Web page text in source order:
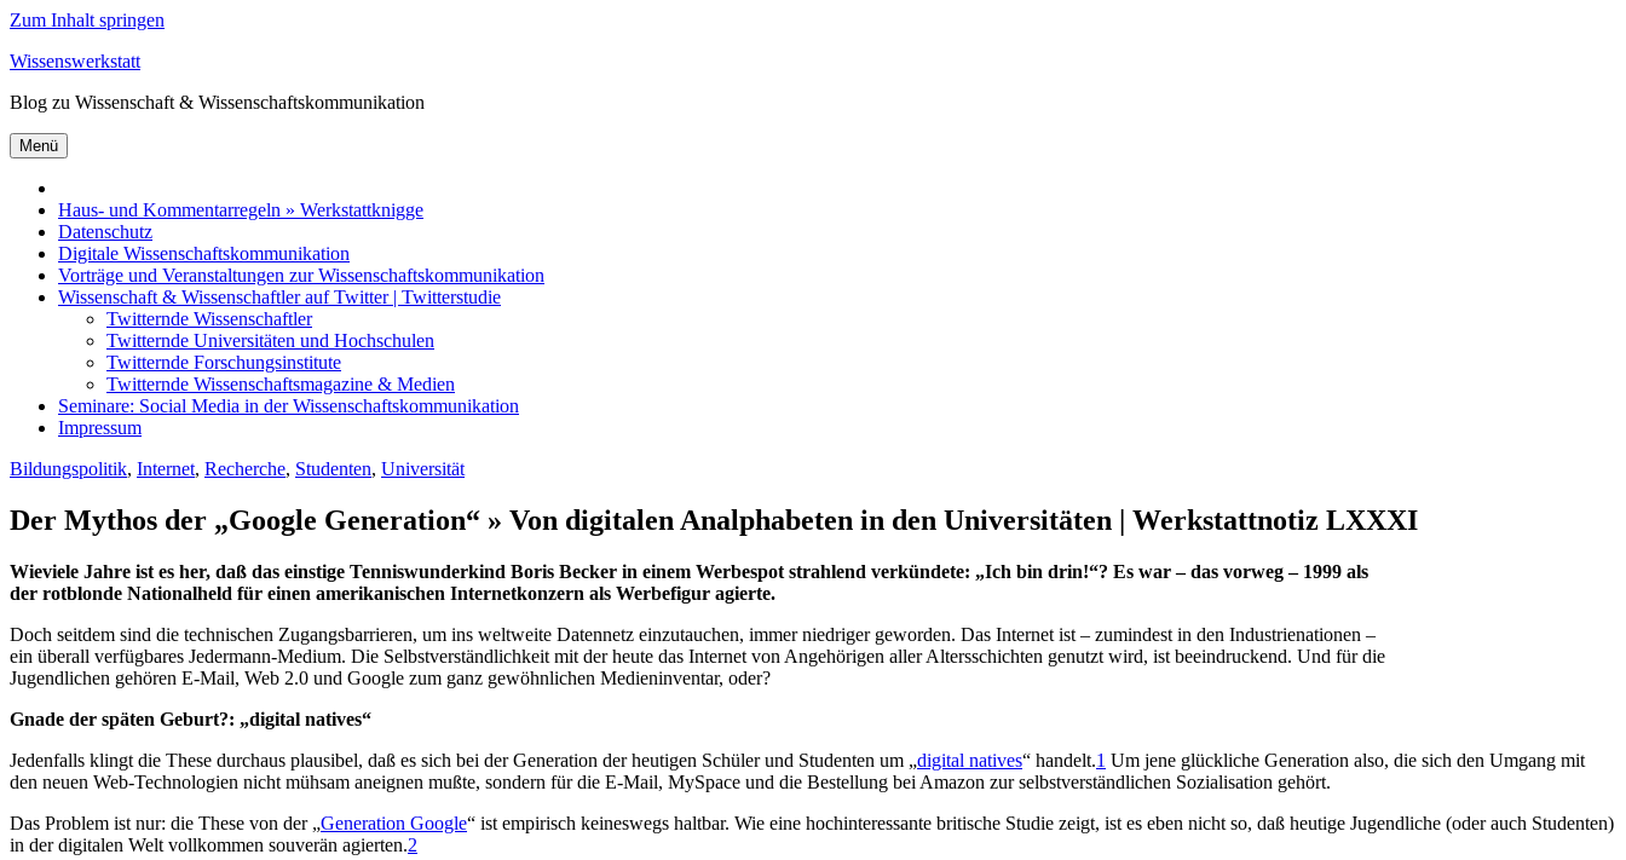
Zum Inhalt springen
Wissenswerkstatt
Blog zu Wissenschaft & Wissenschaftskommunikation
Menü
Haus- und Kommentarregeln » Werkstattknigge
Datenschutz
Digitale Wissenschaftskommunikation
Vorträge und Veranstaltungen zur Wissenschaftskommunikation
Wissenschaft & Wissenschaftler auf Twitter | Twitterstudie
Twitternde Wissenschaftler
Twitternde Universitäten und Hochschulen
Twitternde Forschungsinstitute
Twitternde Wissenschaftsmagazine & Medien
Seminare: Social Media in der Wissenschaftskommunikation
Impressum
Bildungspolitik, Internet, Recherche, Studenten, Universität
Der Mythos der „Google Generation“ » Von digitalen Analphabeten in den Universitäten | Werkstattnotiz LXXXI
Wieviele Jahre ist es her, daß das einstige Tenniswunderkind Boris Becker in einem Werbespot strahlend verkündete: „Ich bin drin!“? Es war – das vorweg – 1999 als
der rotblonde Nationalheld für einen amerikanischen Internetkonzern als Werbefigur agierte.
Doch seitdem sind die technischen Zugangsbarrieren, um ins weltweite Datennetz einzutauchen, immer niedriger geworden. Das Internet ist – zumindest in den Industrienationen –
ein überall verfügbares Jedermann-Medium. Die Selbstverständlichkeit mit der heute das Internet von Angehörigen aller Altersschichten genutzt wird, ist beeindruckend. Und für die
Jugendlichen gehören E-Mail, Web 2.0 und Google zum ganz gewöhnlichen Medieninventar, oder?
Gnade der späten Geburt?: „digital natives“
Jedenfalls klingt die These durchaus plausibel, daß es sich bei der Generation der heutigen Schüler und Studenten um „digital natives“ handelt.1 Um jene glückliche Generation also, die sich den Umgang mit
den neuen Web-Technologien nicht mühsam aneignen mußte, sondern für die E-Mail, MySpace und die Bestellung bei Amazon zur selbstverständlichen Sozialisation gehört.
Das Problem ist nur: die These von der „Generation Google“ ist empirisch keineswegs haltbar. Wie eine hochinteressante britische Studie zeigt, ist es eben nicht so, daß heutige Jugendliche (oder auch Studenten)
in der digitalen Welt vollkommen souverän agierten.2